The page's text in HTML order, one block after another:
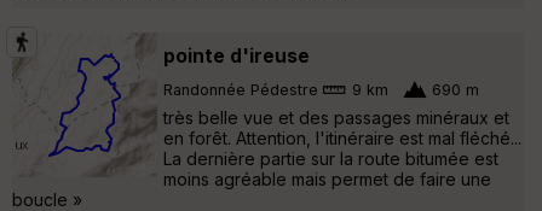
pointe d'ireuse
Randonnée Pédestre 9 km 690 m
très belle vue et des passages minéraux et
en forêt. Attention, l'itinéraire est mal fléché...
La dernière partie sur la route bitumée est
moins agréable mais permet de faire une
boucle »